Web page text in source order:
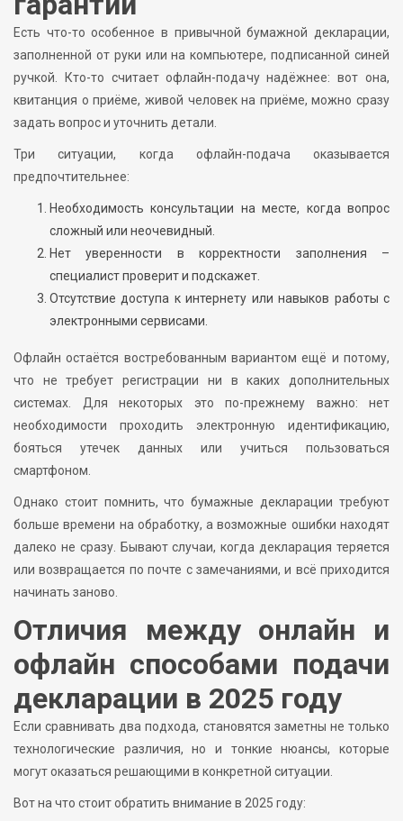
Есть что-то особенное в привычной бумажной декларации,
заполненной от руки или на компьютере, подписанной синей
ручкой. Кто-то считает офлайн-подачу надёжнее: вот она,
квитанция о приёме, живой человек на приёме, можно сразу
задать вопрос и уточнить детали.
Три ситуации, когда офлайн-подача оказывается
предпочтительнее:
Необходимость консультации на месте, когда вопрос
сложный или неочевидный.
Нет уверенности в корректности заполнения –
специалист проверит и подскажет.
Отсутствие доступа к интернету или навыков работы с
электронными сервисами.
Офлайн остаётся востребованным вариантом ещё и потому,
что не требует регистрации ни в каких дополнительных
системах. Для некоторых это по-прежнему важно: нет
необходимости проходить электронную идентификацию,
бояться утечек данных или учиться пользоваться
смартфоном.
Однако стоит помнить, что бумажные декларации требуют
больше времени на обработку, а возможные ошибки находят
далеко не сразу. Бывают случаи, когда декларация теряется
или возвращается по почте с замечаниями, и всё приходится
начинать заново.
Отличия между онлайн и
офлайн способами подачи
декларации в 2025 году
Если сравнивать два подхода, становятся заметны не только
технологические различия, но и тонкие нюансы, которые
могут оказаться решающими в конкретной ситуации.
Вот на что стоит обратить внимание в 2025 году: